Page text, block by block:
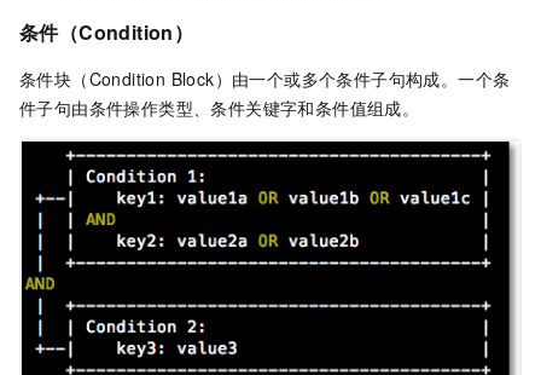
条件（Condition）
条件块（Condition Block）由一个或多个条件子句构成。一个条
件子句由条件操作类型、条件关键字和条件值组成。